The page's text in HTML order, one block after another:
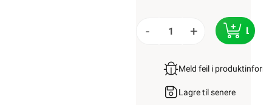
- +
Meld feil i
Lagre til senere